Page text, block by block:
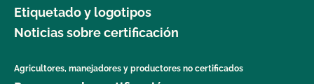
Etiquetado y logotipos
Noticias sobre certificación
Agricultores, manejadores y productores no certificados